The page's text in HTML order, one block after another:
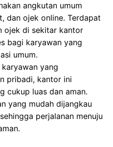
angkutan umum
dan ojek online. Terdapat
ojek di sekitar kantor
bagi karyawan yang
umum.
karyawan yang
pribadi, kantor ini
cukup luas dan aman.
yang mudah dijangkau
perjalanan menuju